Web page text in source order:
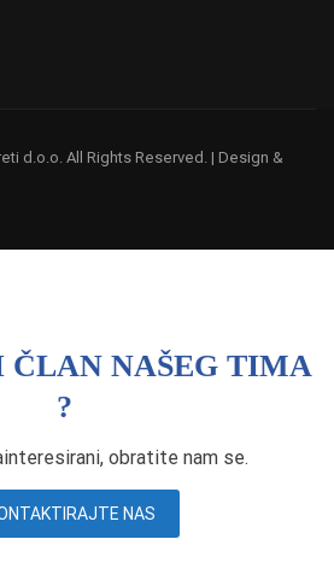
d.o.o. All Rights Reserved. | Design &
NAŠEG TIMA
?
obratite nam se.
NAS